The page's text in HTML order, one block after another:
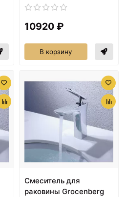
10920 ₽
В корзину
Cмеситель для
раковины Grocenberg